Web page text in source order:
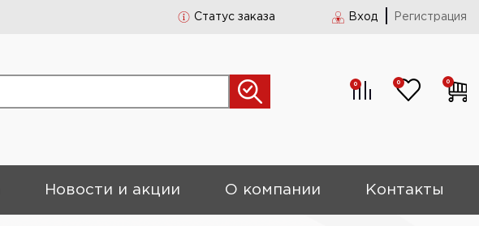
Статус заказа Вход Регистрация
0 0 0
Новости и акции О компании Контакты